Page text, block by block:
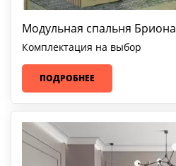
Модульная спальня Бриона
Комплектация на выбор
ПОДРОБНЕЕ